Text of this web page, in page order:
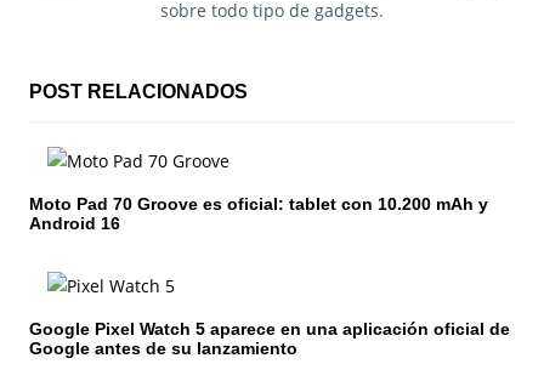
i
n
d
e
e
n
sobre todo tipo de gadgets.
POST RELACIONADOS
Moto Pad 70 Groove es oficial: tablet con 10.200 mAh y
Android 16
Google Pixel Watch 5 aparece en una aplicación oficial de
Google antes de su lanzamiento